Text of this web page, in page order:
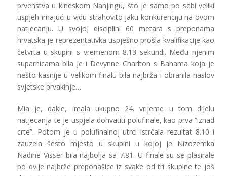
prvenstva u kineskom Nanjingu, što je samo po sebi veliki
uspjeh imajući u vidu strahovito jaku konkurenciju na ovom
natjecanju. U svojoj disciplini 60 metara s preponama
hrvatska je reprezentativka uspješno prošla kvalifikacije kao
četvrta u skupini s vremenom 8.13 sekundi. Među njenim
suparnicama bila je i Devynne Charlton s Bahama koja je
nešto kasnije u velikom finalu bila najbrža i obranila naslov
svjetske prvakinje…
Mia je, dakle, imala ukupno 24. vrijeme u tom dijelu
natjecanja te je uspjela dohvatiti polufinale, kao prva “iznad
crte”. Potom je u polufinalnoj utrci istrčala rezultat 8.10 i
zauzela šesto mjesto u skupini u kojoj je Nizozemka
Nadine Visser bila najbolja sa 7.81. U finale su se plasirale
po dvije najbrže preponašice iz svake od tri skupine te još